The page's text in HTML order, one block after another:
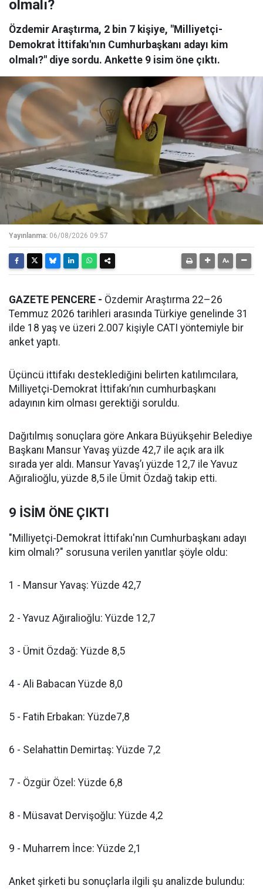
olmalı?
Özdemir Araştırma, 2 bin 7 kişiye, "Milliyetçi-
Demokrat İttifakı'nın Cumhurbaşkanı adayı kim
olmalı?" diye sordu. Ankette 9 isim öne çıktı.
Yayınlanma: 06/08/2026 09:57
GAZETE PENCERE - Özdemir Araştırma 22–26
Temmuz 2026 tarihleri arasında Türkiye genelinde 31
ilde 18 yaş ve üzeri 2.007 kişiyle CATI yöntemiyle bir
anket yaptı.
Üçüncü ittifakı desteklediğini belirten katılımcılara,
Milliyetçi-Demokrat İttifakı’nın cumhurbaşkanı
adayının kim olması gerektiği soruldu.
Dağıtılmış sonuçlara göre Ankara Büyükşehir Belediye
Başkanı Mansur Yavaş yüzde 42,7 ile açık ara ilk
sırada yer aldı. Mansur Yavaş’ı yüzde 12,7 ile Yavuz
Ağıralioğlu, yüzde 8,5 ile Ümit Özdağ takip etti.
9 İSİM ÖNE ÇIKTI
"Milliyetçi-Demokrat İttifakı'nın Cumhurbaşkanı adayı
kim olmalı?" sorusuna verilen yanıtlar şöyle oldu:
1 - Mansur Yavaş: Yüzde 42,7
2 - Yavuz Ağıralioğlu: Yüzde 12,7
3 - Ümit Özdağ: Yüzde 8,5
4 - Ali Babacan Yüzde 8,0
5 - Fatih Erbakan: Yüzde7,8
6 - Selahattin Demirtaş: Yüzde 7,2
7 - Özgür Özel: Yüzde 6,8
8 - Müsavat Dervişoğlu: Yüzde 4,2
9 - Muharrem İnce: Yüzde 2,1
Anket şirketi bu sonuçlarla ilgili şu analizde bulundu: